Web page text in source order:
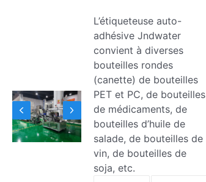
L’étiqueteuse auto-
adhésive Jndwater
convient à diverses
bouteilles rondes
(canette) de bouteilles
PET et PC, de bouteilles
de médicaments, de
bouteilles d’huile de
salade, de bouteilles de
vin, de bouteilles de
soja, etc.